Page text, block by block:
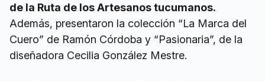
de la Ruta de los Artesanos tucumanos.
Además, presentaron la colección “La Marca del
Cuero” de Ramón Córdoba y “Pasionaria”, de la
diseñadora Cecilia González Mestre.